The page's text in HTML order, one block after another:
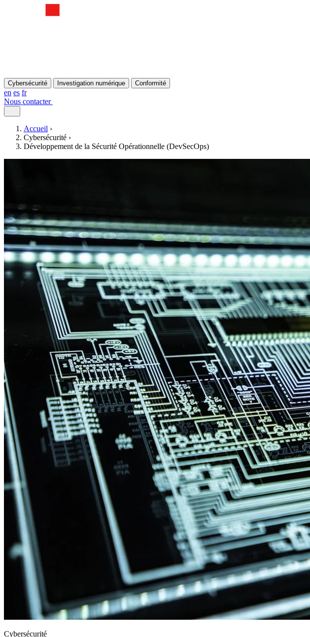
Cybersécurité Investigation numérique Conformité
en es fr
Nous contacter
Accueil ›
Cybersécurité ›
Développement de la Sécurité Opérationnelle (DevSecOps)
Cybersécurité